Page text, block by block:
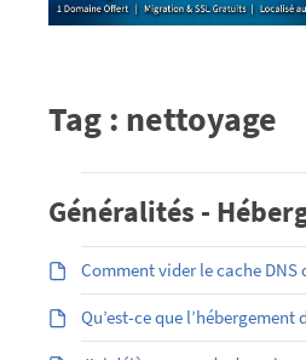
Tag : nettoyage
Généralités -
Comment vider le cache DNS
Qu’est-ce que l’hébergement